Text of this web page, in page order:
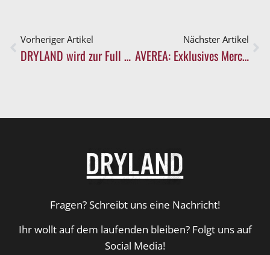
Vorheriger Artikel
DRYLAND wird zur Full Service Music Agency!
Nächster Artikel
AVEREA: Exklusives Merch im Shop erhältlich!
Fragen? Schreibt uns eine Nachricht!
Ihr wollt auf dem laufenden bleiben? Folgt uns auf
Social Media!